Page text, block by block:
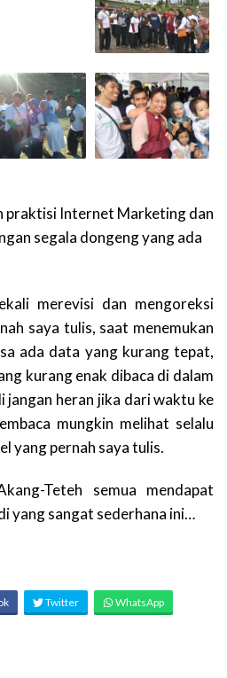
praktisi Internet Marketing dan
segala dongeng yang ada
merevisi dan mengoreksi
saya tulis, saat menemukan
ada data yang kurang tepat,
kurang enak dibaca di dalam
jangan heran jika dari waktu ke
mungkin melihat selalu
yang pernah saya tulis.
Teteh semua mendapat
yang sangat sederhana ini…
Twitter WhatsApp